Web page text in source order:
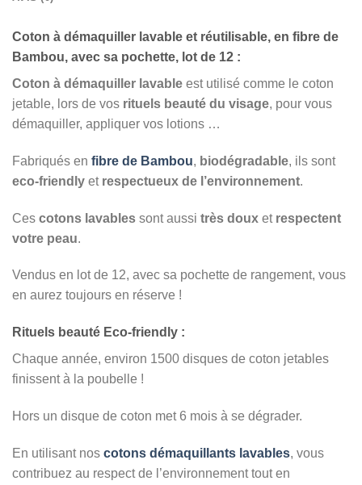
Coton à démaquiller lavable et réutilisable, en fibre de
Bambou, avec sa pochette, lot de 12 :
Coton à démaquiller lavable est utilisé comme le coton
jetable, lors de vos rituels beauté du visage, pour vous
démaquiller, appliquer vos lotions …
Fabriqués en fibre de Bambou, biodégradable, ils sont
eco-friendly et respectueux de l’environnement.
Ces cotons lavables sont aussi très doux et respectent
votre peau.
Vendus en lot de 12, avec sa pochette de rangement, vous
en aurez toujours en réserve !
Rituels beauté Eco-friendly :
Chaque année, environ 1500 disques de coton jetables
finissent à la poubelle !
Hors un disque de coton met 6 mois à se dégrader.
En utilisant nos cotons démaquillants lavables, vous
contribuez au respect de l’environnement tout en